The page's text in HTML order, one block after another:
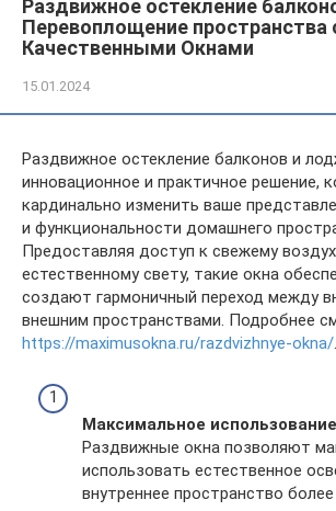
Раздвижное остекление
Перевоплощение пространства
Качественными Окнами
15.01.2024
Раздвижное остекление балконов и
инновационное и практичное решение,
кардинально изменить ваше
и функциональности домашнего
Предоставляя доступ к свежему
естественному свету, такие окна
создают гармоничный переход между
внешним пространствами. Подробнее
https://maximusokna.ru/razdvizhnye-okna/.
Максимальное
Раздвижные окна позволяют
использовать естественное
внутреннее пространство